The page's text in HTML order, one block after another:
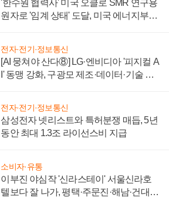
'한수원 협력사' 미국 오클로 SMR 연구용
원자로 '임계 상태' 도달, 미국 에너지부
전자·전기·정보통신
[AI 뭉쳐야 산다⑧] LG·엔비디아 '피지컬 A
I' 동맹 강화, 구광모 제조·데이터·기술 결
전자·전기·정보통신
삼성전자 넷리스트와 특허분쟁 매듭, 5년
동안 최대 1.3조 라이선스비 지급
소비자·유통
이부진 야심작 '신라스테이' 서울신라호
텔보다 잘 나가, 평택·주문진·해남·건대로